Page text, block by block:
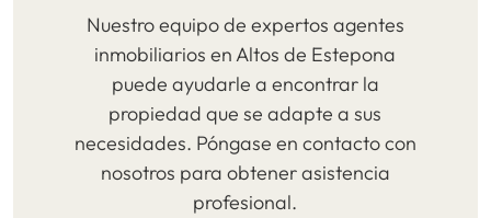
Nuestro equipo de expertos agentes
inmobiliarios en Altos de Estepona
puede ayudarle a encontrar la
propiedad que se adapte a sus
necesidades. Póngase en contacto con
nosotros para obtener asistencia
profesional.